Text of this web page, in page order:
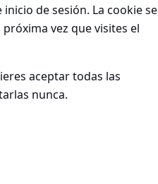
de sesión. La cookie se
vez que visites el
aceptar todas las
nunca.